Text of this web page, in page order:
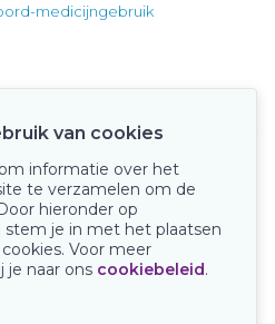
medicijngebruik
van cookies
informatie over het
te verzamelen om de
hieronder op
stem je in met het plaatsen
Voor meer
je naar ons cookiebeleid.